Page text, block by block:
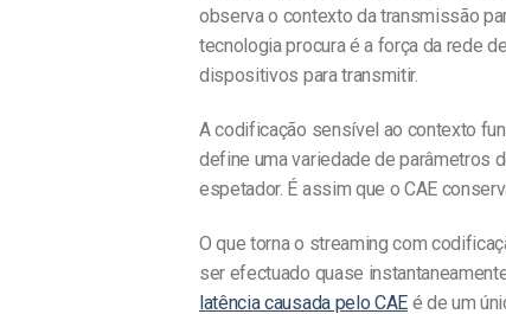
observa o contexto da transmissão
tecnologia procura é a força da rede
dispositivos para transmitir.
A codificação sensível ao contexto
define uma variedade de parâmetros
espetador. É assim que o CAE
O que torna o streaming com
ser efectuado quase
latência causada pelo CAE é de um